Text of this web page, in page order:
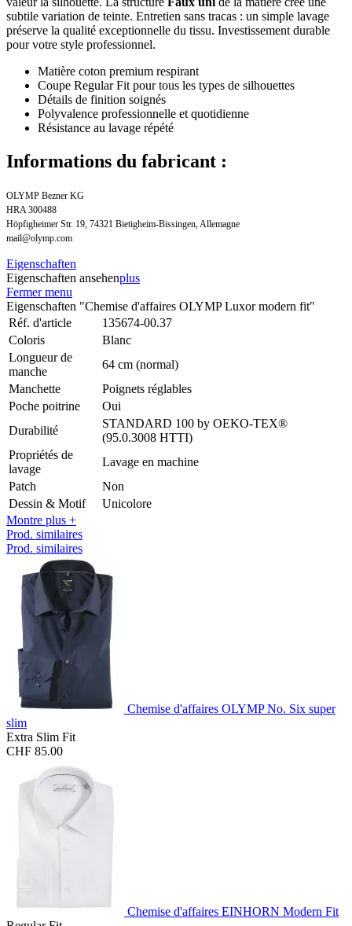
subtile variation de teinte. Entretien sans tracas : un simple lavage
préserve la qualité exceptionnelle du tissu. Investissement durable
pour votre style professionnel.
Matière coton premium respirant
Coupe Regular Fit pour tous les types de silhouettes
Détails de finition soignés
Polyvalence professionnelle et quotidienne
Résistance au lavage répété
Informations du fabricant :
OLYMP Bezner KG
HRA 300488
Höpfigheimer Str. 19, 74321 Bietigheim-Bissingen, Allemagne
mail@olymp.com
Eigenschaften
Eigenschaften ansehenplus
Fermer menu
Eigenschaften "Chemise d'affaires OLYMP Luxor modern fit"
Réf. d'article
135674-00.37
Coloris
Blanc
Longueur de
manche
64 cm (normal)
Manchette
Poignets réglables
Poche poitrine
Oui
Durabilité
STANDARD 100 by OEKO-TEX®
(95.0.3008 HTTI)
Propriétés de
lavage
Lavage en machine
Patch
Non
Dessin & Motif
Unicolore
Montre plus +
Prod. similaires
Prod. similaires
Chemise d'affaires OLYMP No. Six super
slim
Extra Slim Fit
CHF 85.00
Chemise d'affaires EINHORN Modern Fit